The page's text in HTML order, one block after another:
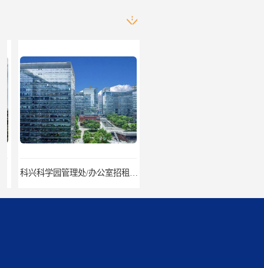
科兴科学园管理处/办公室招租/租金价格